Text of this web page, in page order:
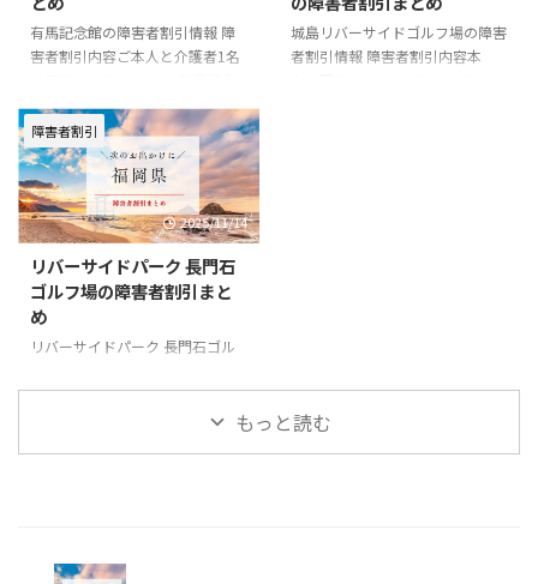
円/350円公式
URLhttps://rakupa.jp/bowl210/
有馬記念館の障害者割引情報 障
害者割引内容ご本人と介護者1名
館の基本情報 住所〒830-0021 福
岡県久留米市篠山町444番地電話
番号0942-39-8485一般料金■入
館料一般 210円高校生以下 無料
公式
URLhttps://www.arimakinenkan.
or.jp/
城島リバーサイドゴルフ場の障害
者割引情報 障害者割引内容本
障害者割引
2025/11/14
リバーサイドパーク 長門石
ゴルフ場の障害者割引まと
め
リバーサイドパーク 長門石ゴル
引内容本人：平日18H 300円バ
リアフリーー リバーサイドパー
確認ください。公式
もっと読む